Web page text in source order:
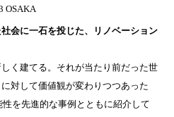
OSAKA
会に一石を投じた、リノベーション
く建てる。それが当たり前だった世
対して価値観が変わりつつあった
を先進的な事例とともに紹介して